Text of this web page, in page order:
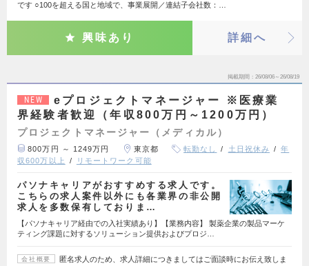
です ○100を超える国と地域で、事業展開／連結子会社数：…
興味あり 詳細へ
掲載期間 26/08/06～26/08/19
NEW
eプロジェクトマネージャー ※医療業
界経験者歓迎（年収800万円～1200万円）
プロジェクトマネージャー（メディカル）
800万円 ～ 1249万円 東京都 転勤なし 土日祝休み
年
収600万以上
リモートワーク可能
パソナキャリアがおすすめする求人です。
こちらの求人案件以外にも各業界の非公開
求人を多数保有しておりま…
【パソナキャリア経由での入社実績あり】【業務内容】 製薬企業の製品マーケ
ティング課題に対するソリューション提供およびプロジ…
会社概要
匿名求人のため、求人詳細につきましてはご面談時にお伝え致しま